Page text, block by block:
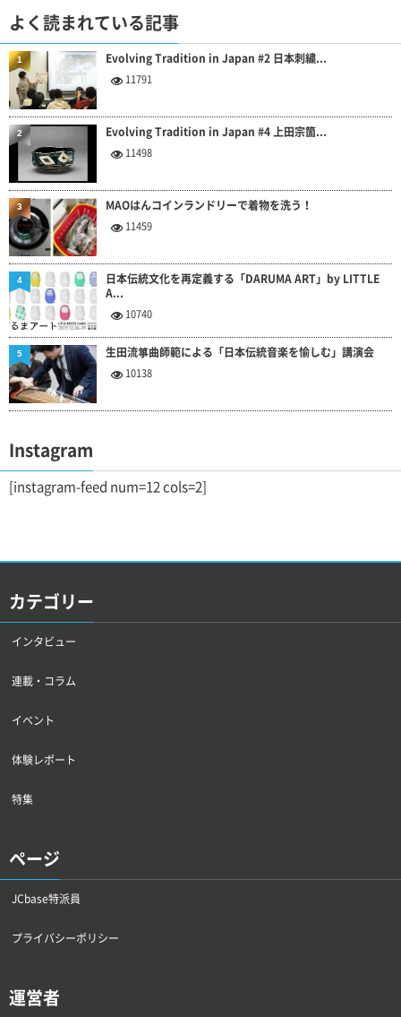
よく読まれている記事
Evolving Tradition in Japan #2 日本刺繍...
11791
1
Evolving Tradition in Japan #4 上田宗箇...
11498
2
MAOはんコインランドリーで着物を洗う！
11459
3
日本伝統文化を再定義する「DARUMA ART」by LITTLE
A...
10740
4
生田流箏曲師範による「日本伝統音楽を愉しむ」講演会
10138
5
Instagram
[instagram-feed num=12 cols=2]
カテゴリー
インタビュー
連載・コラム
イベント
体験レポート
特集
ページ
JCbase特派員
プライバシーポリシー
運営者